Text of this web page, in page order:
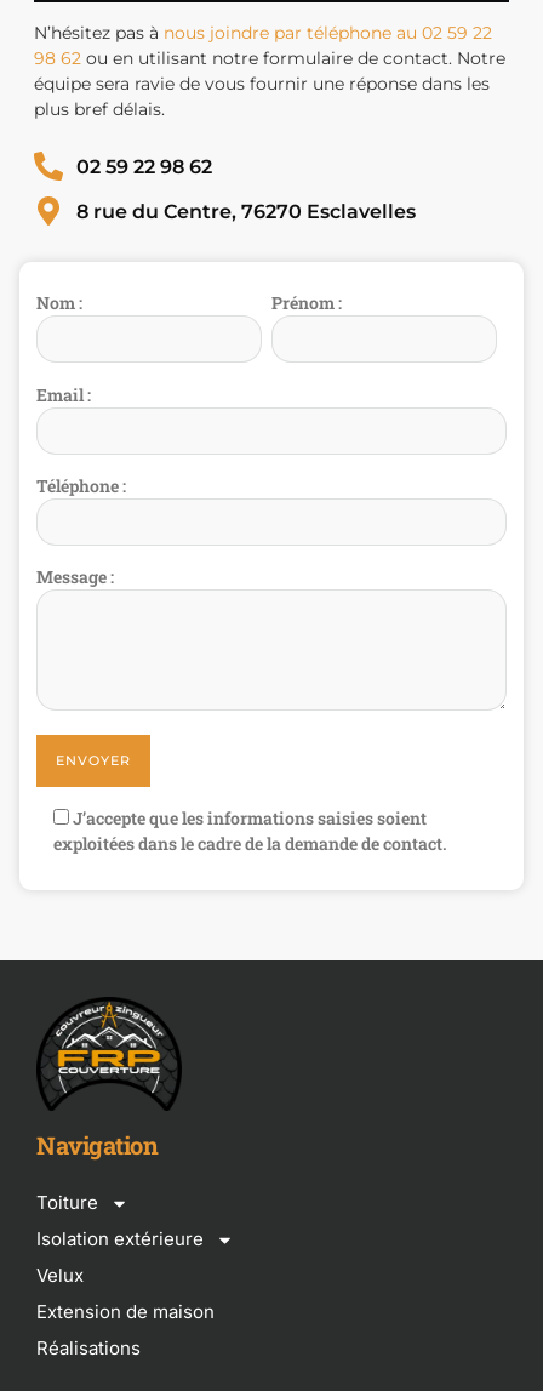
N’hésitez pas à nous joindre par téléphone au 02 59 22
98 62 ou en utilisant notre formulaire de contact. Notre
équipe sera ravie de vous fournir une réponse dans les
plus bref délais.
02 59 22 98 62
8 rue du Centre, 76270 Esclavelles
Nom : Prénom :
Email :
Téléphone :
Message :
J’accepte que les informations saisies soient
exploitées dans le cadre de la demande de contact.
Navigation
Toiture
Isolation extérieure
Velux
Extension de maison
Réalisations